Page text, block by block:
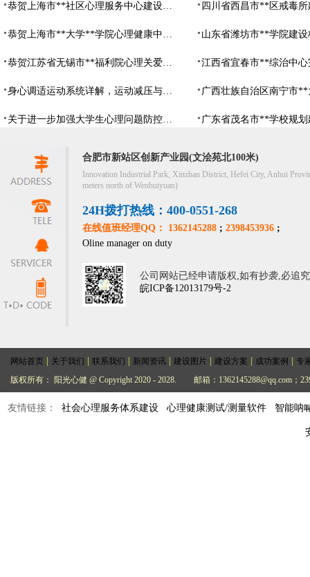
恭贺上海市**社区心理服务中心建设项目由阳光心健代理商中标
恭贺上海市**大学**学院心理健康中心建设项目由阳光心健代理商中标
恭贺江苏省无锡市**福利院心理关爱中心建设项目由阳光心健代理商中标
身心调适运动系统详解，运动减压与心理调适全指南
关于进一步加强大学生心理问题防控，防控大学生心理危机
合肥市新站区创新产业园(文浍苑北100米)
Innovation Industrial Park, Xinzhan District, Hefei City, Anhui
meters north of Wenhuiyuan)
24H拨打热线：400-0551-268
在线值班经理QQ： 1362145288 ; 2398453936 ;
Oline manager on duty
公司网站已经申请版权,如有抄袭,必追
皖ICP备12013179号-2
网站首页 关于我们 联系我们 新闻资讯 建设图片 建设方案 成功案例
专
版权所有： 阳光心健 @ Copyright 2020 - 2028.
邮箱：1362145288@qq.com；
友情链接： 社会心理服务体系建设 心理健康测试/测量软件 智能呐